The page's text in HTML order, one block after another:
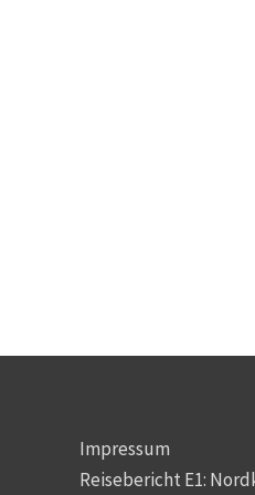
Impressum
Reisebericht E1: